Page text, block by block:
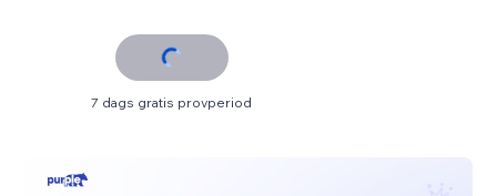
7 dags gratis provperiod